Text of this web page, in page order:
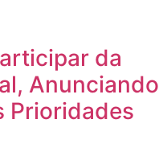
da
Anunciando
Prioridades